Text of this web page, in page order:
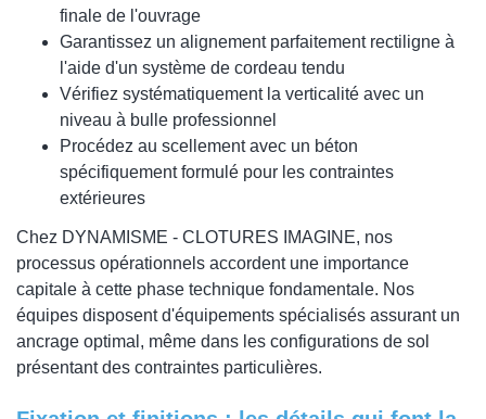
finale de l'ouvrage
Garantissez un alignement parfaitement rectiligne à
l'aide d'un système de cordeau tendu
Vérifiez systématiquement la verticalité avec un
niveau à bulle professionnel
Procédez au scellement avec un béton
spécifiquement formulé pour les contraintes
extérieures
Chez DYNAMISME - CLOTURES IMAGINE, nos
processus opérationnels accordent une importance
capitale à cette phase technique fondamentale. Nos
équipes disposent d'équipements spécialisés assurant un
ancrage optimal, même dans les configurations de sol
présentant des contraintes particulières.